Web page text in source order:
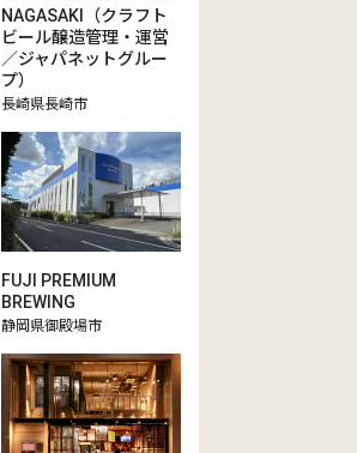
NAGASAKI（クラフト
ビール醸造管理・運営
／ジャパネットグルー
プ）
長崎県長崎市
FUJI PREMIUM
BREWING
静岡県御殿場市